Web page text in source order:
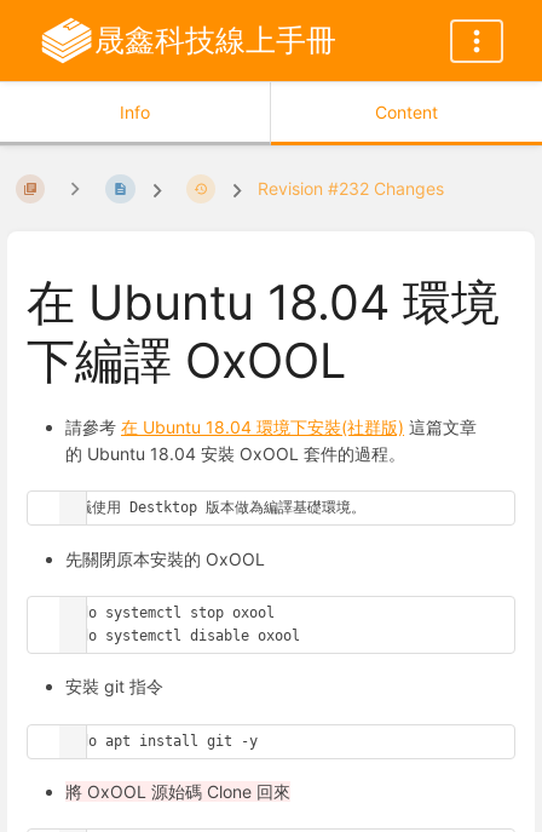
晟鑫科技線上手冊
Info Content
Revision #232 Changes
在 Ubuntu 18.04 環境
下編譯 OxOOL
請參考 在 Ubuntu 18.04 環境下安裝(社群版) 這篇文章
的 Ubuntu 18.04 安裝 OxOOL 套件的過程。
建議使用 Destktop 版本做為編譯基礎環境。
先關閉原本安裝的 OxOOL
sudo systemctl stop oxool
sudo systemctl disable oxool
安裝 git 指令
sudo apt install git -y
將 OxOOL 源始碼 Clone 回來